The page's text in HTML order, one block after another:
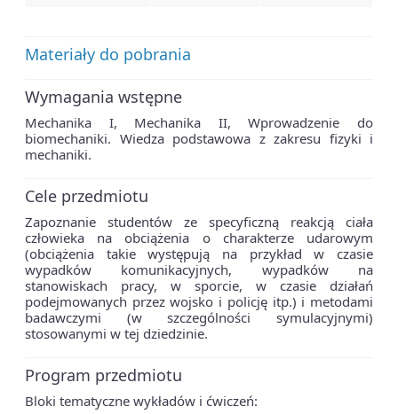
Materiały do pobrania
Wymagania wstępne
Mechanika I, Mechanika II, Wprowadzenie do
biomechaniki. Wiedza podstawowa z zakresu fizyki i
mechaniki.
Cele przedmiotu
Zapoznanie studentów ze specyficzną reakcją ciała
człowieka na obciążenia o charakterze udarowym
(obciążenia takie występują na przykład w czasie
wypadków komunikacyjnych, wypadków na
stanowiskach pracy, w sporcie, w czasie działań
podejmowanych przez wojsko i policję itp.) i metodami
badawczymi (w szczególności symulacyjnymi)
stosowanymi w tej dziedzinie.
Program przedmiotu
Bloki tematyczne wykładów i ćwiczeń: